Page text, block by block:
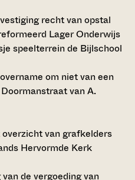
recht van opstal
Lager Onderwijs
speelterrein de Bijlschool
om niet van een
van A.
van grafkelders
Hervormde Kerk
de vergoeding van